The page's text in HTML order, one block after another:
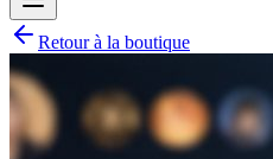
Retour à la boutique